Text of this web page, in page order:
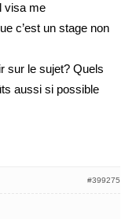
visa me
c’est un stage non
sur le sujet? Quels
aussi si possible
#399275